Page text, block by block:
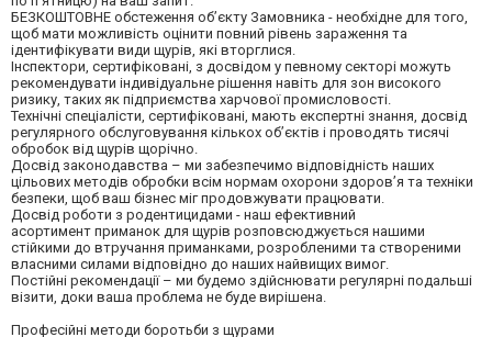
БЕЗКОШТОВНЕ обстеження об’єкту Замовника - необхідне для того,
щоб мати можливість оцінити повний рівень зараження та
ідентифікувати види щурів, які вторглися.
Інспектори, сертифіковані, з досвідом у певному секторі можуть
рекомендувати індивідуальне рішення навіть для зон високого
ризику, таких як підприємства харчової промисловості.
Технічні спеціалісти, сертифіковані, мають експертні знання, досвід
регулярного обслуговування кількох об’єктів і проводять тисячі
обробок від щурів щорічно.
Досвід законодавства – ми забезпечимо відповідність наших
цільових методів обробки всім нормам охорони здоров’я та техніки
безпеки, щоб ваш бізнес міг продовжувати працювати.
Досвід роботи з родентицидами - наш ефективний
асортимент приманок для щурів розповсюджується нашими
стійкими до втручання приманками, розробленими та створеними
власними силами відповідно до наших найвищих вимог.
Постійні рекомендації – ми будемо здійснювати регулярні подальші
візити, доки ваша проблема не буде вирішена.
Професійні методи боротьби з щурами